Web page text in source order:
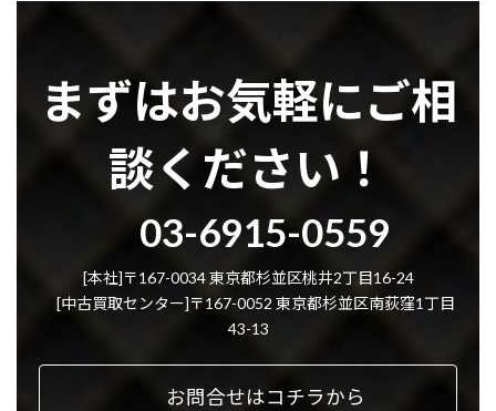
まずはお気軽にご相
談ください！
03-6915-0559
[本社]〒167-0034 東京都杉並区桃井2丁目16-24
[中古買取センター]〒167-0052 東京都杉並区南荻窪1丁目
43-13
お問合せはコチラから